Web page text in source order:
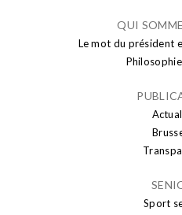
QUI
Le mot du président
Sport